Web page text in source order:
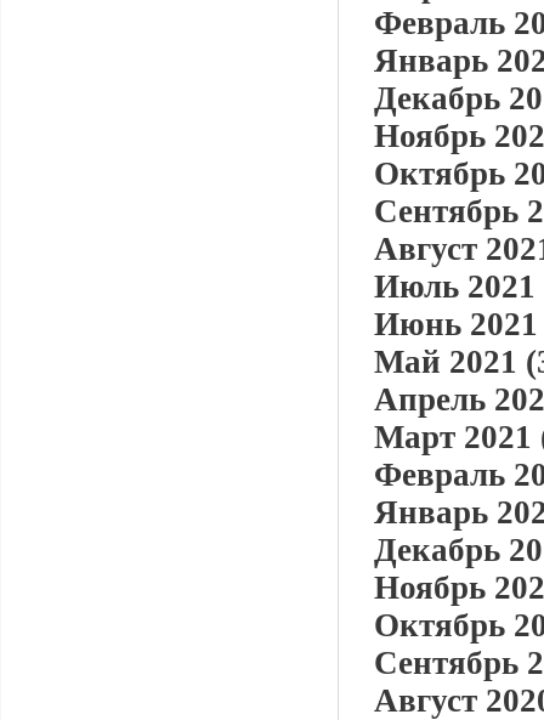
Февраль
Январь
Декабрь
Ноябрь
Октябрь
Сентябрь
Август
Июль 2021
Июнь 2021
Май 2021
Апрель
Март 2021
Февраль
Январь
Декабрь
Ноябрь
Октябрь
Сентябрь
Август